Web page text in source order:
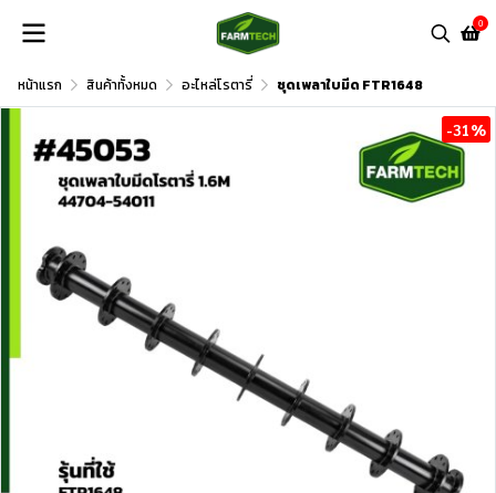
0
หน้าแรก สินค้าทั้งหมด อะไหล่โรตารี่ ชุดเพลาใบมีด FTR1648
-31%